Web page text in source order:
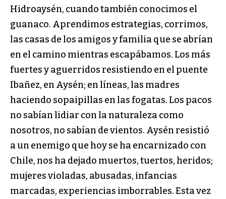
Hidroaysén, cuando también conocimos el
guanaco. Aprendimos estrategias, corrimos,
las casas de los amigos y familia que se abrían
en el camino mientras escapábamos. Los más
fuertes y aguerridos resistiendo en el puente
Ibañez, en Aysén; en líneas, las madres
haciendo sopaipillas en las fogatas. Los pacos
no sabían lidiar con la naturaleza como
nosotros, no sabían de vientos. Aysén resistió
a un enemigo que hoy se ha encarnizado con
Chile, nos ha dejado muertos, tuertos, heridos;
mujeres violadas, abusadas, infancias
marcadas, experiencias imborrables. Esta vez